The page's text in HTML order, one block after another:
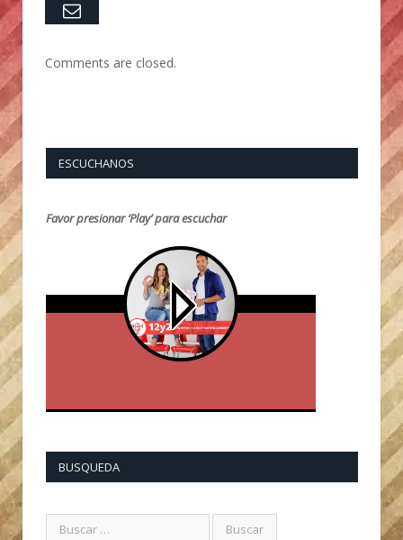
Email
Comments are closed.
ESCUCHANOS
Favor presionar ‘Play’ para escuchar
BUSQUEDA